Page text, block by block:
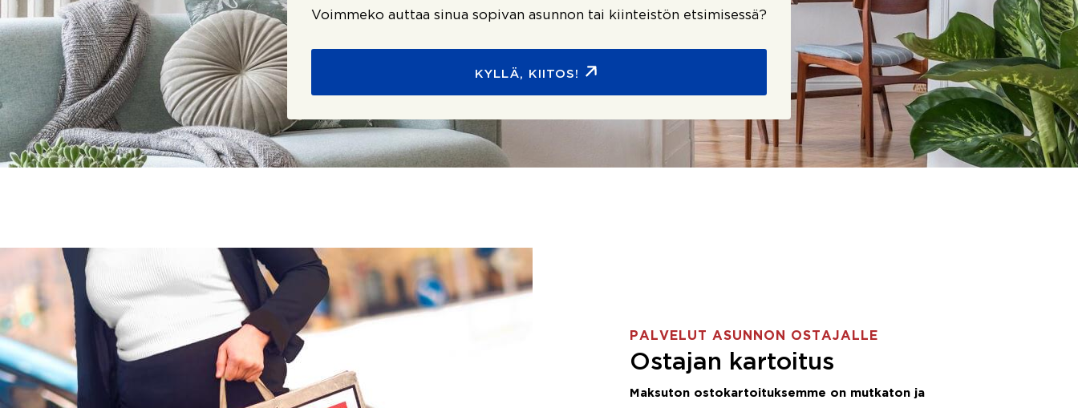
Voimmeko auttaa sinua sopivan asunnon tai kiinteistön etsimisessä?
KYLLÄ, KIITOS!
PALVELUT ASUNNON OSTAJALLE
Ostajan kartoitus
Maksuton ostokartoituksemme on mutkaton ja